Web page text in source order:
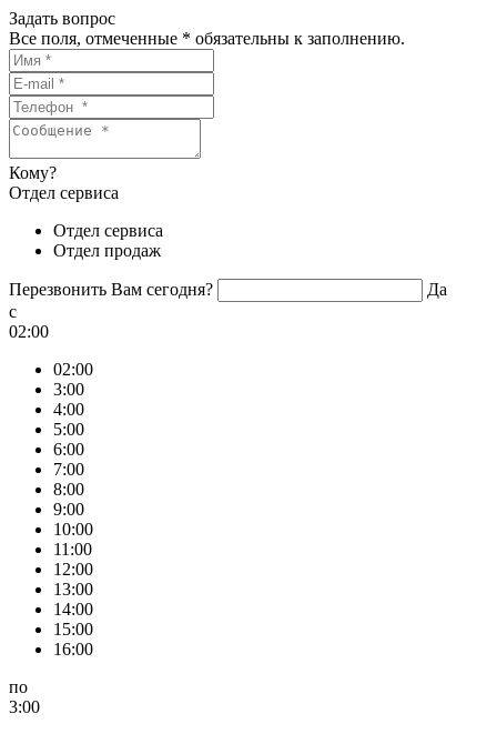
Задать вопрос
Все поля, отмеченные * обязательны к заполнению.
Кому?
Отдел сервиса
Отдел сервиса
Отдел продаж
Перезвонить Вам сегодня?
Да
c
02:00
02:00
3:00
4:00
5:00
6:00
7:00
8:00
9:00
10:00
11:00
12:00
13:00
14:00
15:00
16:00
по
3:00